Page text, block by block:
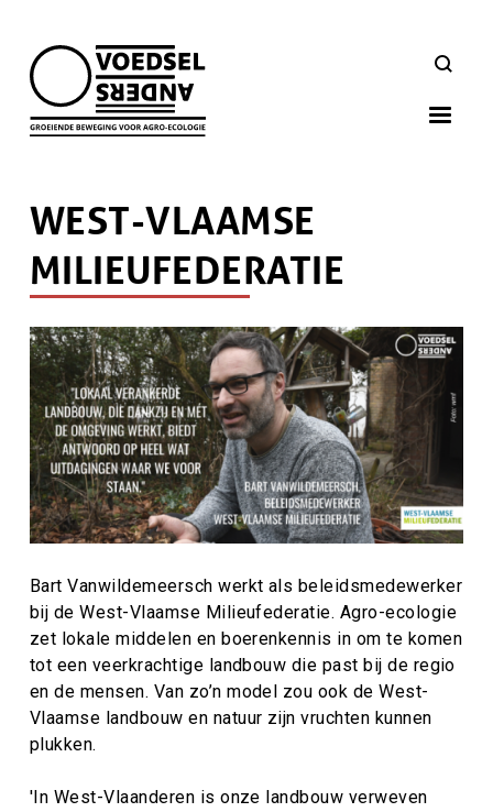
main
navigation
ZOEKEN
WEST-VLAAMSE
MILIEUFEDERATIE
Afbeelding
Bart Vanwildemeersch werkt als beleidsmedewerker
bij de West-Vlaamse Milieufederatie. Agro-ecologie
zet lokale middelen en boerenkennis in om te komen
tot een veerkrachtige landbouw die past bij de regio
en de mensen. Van zo’n model zou ook de West-
Vlaamse landbouw en natuur zijn vruchten kunnen
plukken.
'In West-Vlaanderen is onze landbouw verweven